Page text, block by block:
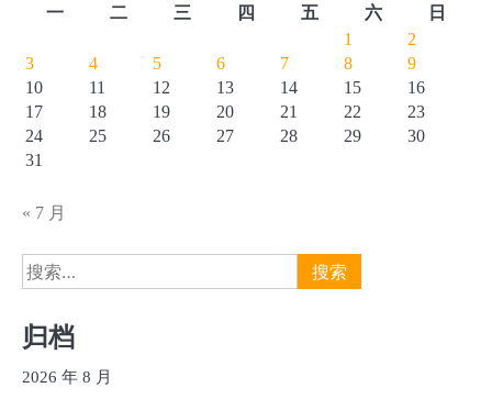
一 二 三 四 五 六
日
1
2
3
4 5 6 7 8
9
10
11 12 13 14 15
16
17
18 19 20 21 22
23
24
25 26 27 28 29
30
31
« 7 月
搜
索：
归档
2026 年 8 月